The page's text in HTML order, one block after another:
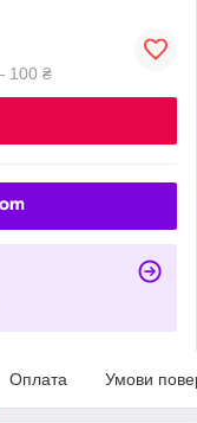
100 ₴
Оплата Умови